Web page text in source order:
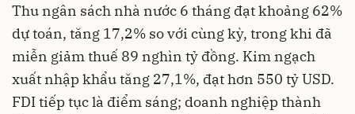
Thu ngân sách nhà nước 6 tháng đạt khoảng 62%
dự toán, tăng 17,2% so với cùng kỳ, trong khi đã
miễn giảm thuế 89 nghìn tỷ đồng. Kim ngạch
xuất nhập khẩu tăng 27,1%, đạt hơn 550 tỷ USD.
FDI tiếp tục là điểm sáng; doanh nghiệp thành